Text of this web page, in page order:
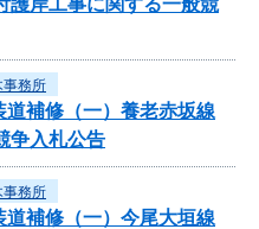
事務所
補修（一）養老赤坂線
争入札公告
事務所
補修（一）今尾大垣線